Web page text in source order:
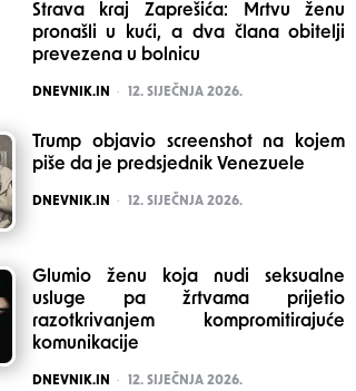
Strava kraj Zaprešića: Mrtvu ženu
pronašli u kući, a dva člana obitelji
prevezena u bolnicu
POSTED
DNEVNIK.IN 12. SIJEČNJA 2026.
Trump objavio screenshot na kojem
piše da je predsjednik Venezuele
POSTED
DNEVNIK.IN 12. SIJEČNJA 2026.
Glumio ženu koja nudi seksualne
usluge pa žrtvama prijetio
razotkrivanjem kompromitirajuće
komunikacije
POSTED
DNEVNIK.IN 12. SIJEČNJA 2026.